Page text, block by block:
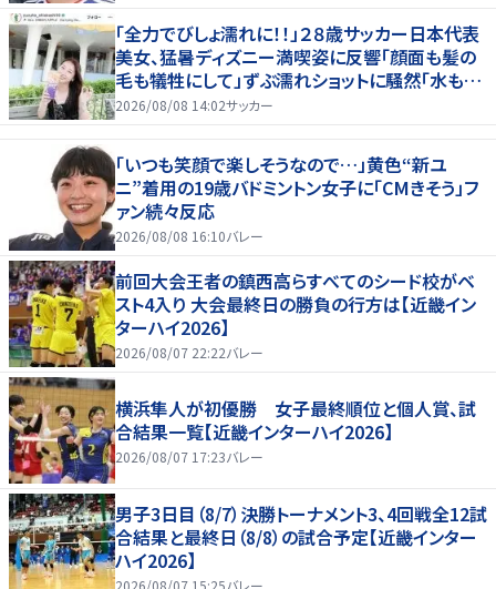
「全力でびしょ濡れに！！」２８歳サッカー日本代表
美女、猛暑ディズニー満喫姿に反響「顔面も髪の
毛も犠牲にして」ずぶ濡れショットに騒然「水も滴
る」「女優さんかと」
2026/08/08 14:02サッカー
「いつも笑顔で楽しそうなので…」黄色“新ユ
ニ”着用の19歳バドミントン女子に「CMきそう」フ
ァン続々反応
2026/08/08 16:10バレー
前回大会王者の鎮西高らすべてのシード校がベ
スト4入り 大会最終日の勝負の行方は【近畿イン
ターハイ2026】
2026/08/07 22:22バレー
横浜隼人が初優勝 女子最終順位と個人賞、試
合結果一覧【近畿インターハイ2026】
2026/08/07 17:23バレー
男子3日目（8/7）決勝トーナメント3、4回戦全12試
合結果と最終日（8/8）の試合予定【近畿インター
ハイ2026】
2026/08/07 15:25バレー